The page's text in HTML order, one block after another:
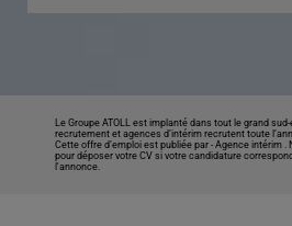
Le Groupe ATOLL est implanté dans tout le grand
recrutement et agences d’intérim recrutent toute
Cette offre d’emploi est publiée par -Agence intérim .
pour déposer votre CV si votre candidature
l'annonce.